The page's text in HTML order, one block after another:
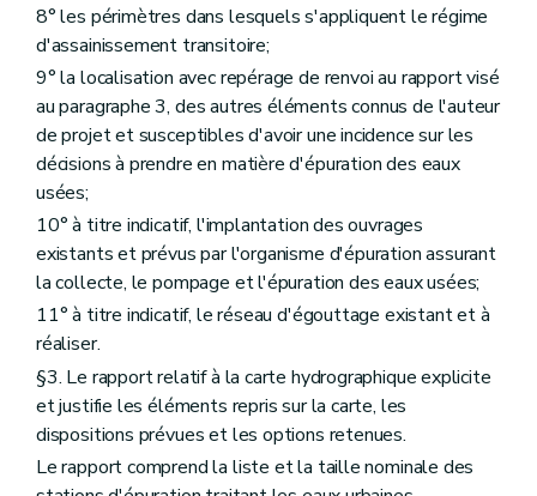
8° les périmètres dans lesquels s'appliquent le régime
d'assainissement transitoire;
9° la localisation avec repérage de renvoi au rapport visé
au paragraphe 3, des autres éléments connus de l'auteur
de projet et susceptibles d'avoir une incidence sur les
décisions à prendre en matière d'épuration des eaux
usées;
10° à titre indicatif, l'implantation des ouvrages
existants et prévus par l'organisme d'épuration assurant
la collecte, le pompage et l'épuration des eaux usées;
11° à titre indicatif, le réseau d'égouttage existant et à
réaliser.
§3. Le rapport relatif à la carte hydrographique explicite
et justifie les éléments repris sur la carte, les
dispositions prévues et les options retenues.
Le rapport comprend la liste et la taille nominale des